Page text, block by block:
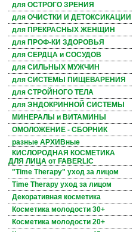
для ОСТРОГО ЗРЕНИЯ
для ОЧИСТКИ И ДЕТОКСИКАЦИИ
для ПРЕКРАСНЫХ ЖЕНЩИН
для ПРОФ-КИ ЗДОРОВЬЯ
для СЕРДЦА и СОСУДОВ
для СИЛЬНЫХ МУЖЧИН
для СИСТЕМЫ ПИЩЕВАРЕНИЯ
для СТРОЙНОГО ТЕЛА
для ЭНДОКРИННОЙ СИСТЕМЫ
МИНЕРАЛЫ и ВИТАМИНЫ
ОМОЛОЖЕНИЕ - СБОРНИК
разные АРХИВные
КИСЛОРОДНАЯ КОСМЕТИКА
ДЛЯ ЛИЦА от FABERLIC
"Time Therapy" уход за лицом
Time Therapy уход за лицом
Декоративная косметика
Косметика молодости 30+
Косметика молодости 20+